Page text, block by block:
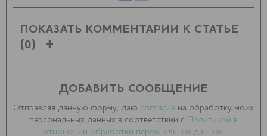
ПОКАЗАТЬ КОММЕНТАРИИ К СТАТЬЕ
(0)
ДОБАВИТЬ СООБЩЕНИЕ
Отправляя данную форму, даю согласие на обработку моих
персональных данных в соответствии с Политикой в
отношении обработки персональных данных